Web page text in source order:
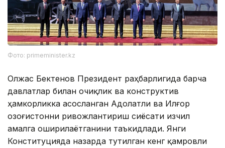
Фото: primeminister.kz
Олжас Бектенов Президент раҳбарлигида барча
давлатлар билан очиқлик ва конструктив
ҳамкорликка асосланган Адолатли ва Илғор
Қозоғистонни ривожлантириш сиёсати изчил
амалга оширилаётганини таъкидлади. Янги
Конституцияда назарда тутилган кенг қамровли